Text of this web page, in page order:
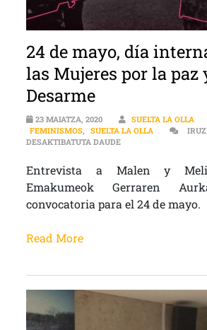
24 de mayo, día
las Mujeres por la paz
Desarme
23 MAIATZA, 2020 SUELTA LA OLLA
FEMINISMOS, SUELTA LA OLLA
DESAKTIBATUTA DAUDE24 DE MAYO, DÍA
Entrevista a Malen y
Emakumeok Gerraren
convocatoria para el 24 de mayo.
Read More